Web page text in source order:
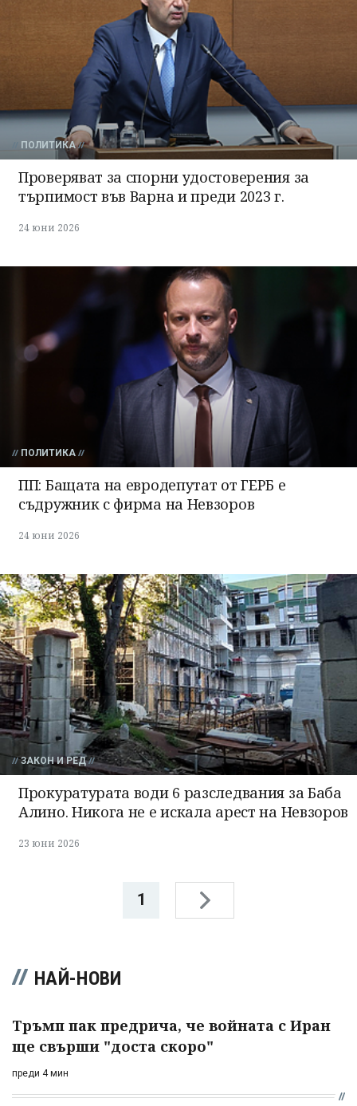
ПОЛИТИКА
Проверяват за спорни удостоверения за
търпимост във Варна и преди 2023 г.
24 юни 2026
ПОЛИТИКА
ПП: Бащата на евродепутат от ГЕРБ е
съдружник с фирма на Невзоров
24 юни 2026
ЗАКОН И РЕД
Прокуратурата води 6 разследвания за Баба
Алино. Никога не е искала арест на Невзоров
23 юни 2026
1
НАЙ-НОВИ
Тръмп пак предрича, че войната с Иран
ще свърши "доста скоро"
преди 4 мин